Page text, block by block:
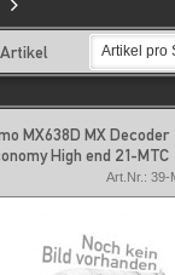
Artikel Artikel pro
MX638D MX Decoder
High end 21-MTC
Art.Nr.: 39-